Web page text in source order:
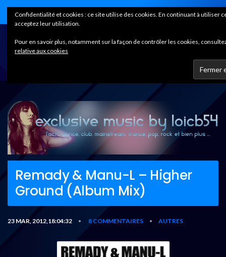
Home
Remady & Manu-L – Higher
Ground (Album Mix)
23 MAR, 2012,18:04:32 • 8 COMMENTAIRES • AUTRES
Confidentialité et cookies : ce site utilise des cookies. En continuant à utiliser
acceptez leur utilisation.
Pour en savoir plus, notamment sur la façon de contrôler les cookies,
relative aux cookies